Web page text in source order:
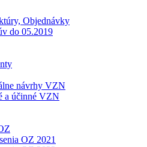
Objednávky
do 05.2019
návrhy VZN
a účinné VZN
OZ 2021